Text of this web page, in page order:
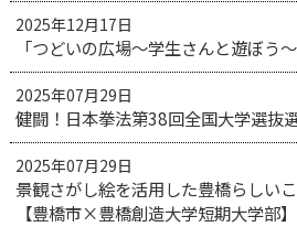
2025年12月17日
「つどいの広場～学生さんと遊ぼう
2025年07月29日
健闘！日本拳法第38回全国大学選抜
2025年07月29日
景観さがし絵を活用した豊橋らしい
【豊橋市×豊橋創造大学短期大学部